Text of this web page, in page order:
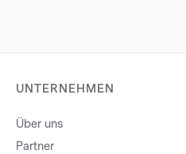
UNTERNEHMEN
Über uns
Partner